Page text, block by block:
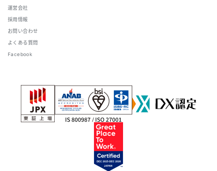
運営会社
採用情報
お問い合わせ
よくある質問
Facebook